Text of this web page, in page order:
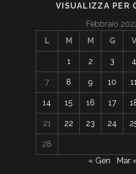
VISUALIZZA PER
Febbraio
L
M M G
1 2 3 4
7 8 9 10 11
14 15 16 17
21 22 23 24
28
« Gen
Mar